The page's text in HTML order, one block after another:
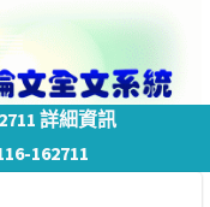
詳細資訊
162711